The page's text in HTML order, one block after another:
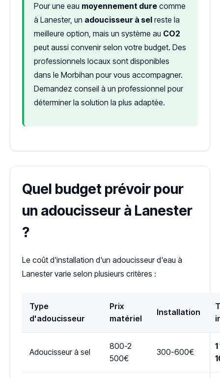
Pour une eau moyennement dure comme
à Lanester, un adoucisseur à sel reste la
meilleure option, mais un système au CO2
peut aussi convenir selon votre budget. Des
professionnels locaux sont disponibles
dans le Morbihan pour vous accompagner.
Demandez conseil à un professionnel pour
déterminer la solution la plus adaptée.
Quel budget prévoir pour
un adoucisseur à Lanester
?
Le coût d'installation d'un adoucisseur d'eau à
Lanester varie selon plusieurs critères :
Type
d'adoucisseur
Prix
matériel
Installation
Adoucisseur à sel
800-2
500€
300-600€